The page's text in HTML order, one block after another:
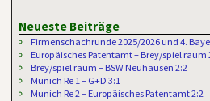
Neueste Beiträge
Firmenschachrunde 2025/2026 und 4.
Europäisches Patentamt – Brey/spiel raum
Brey/spiel raum – BSW Neuhausen 2:2
Munich Re 1 – G+D 3:1
Munich Re 2 – Europäisches Patentamt 2:2